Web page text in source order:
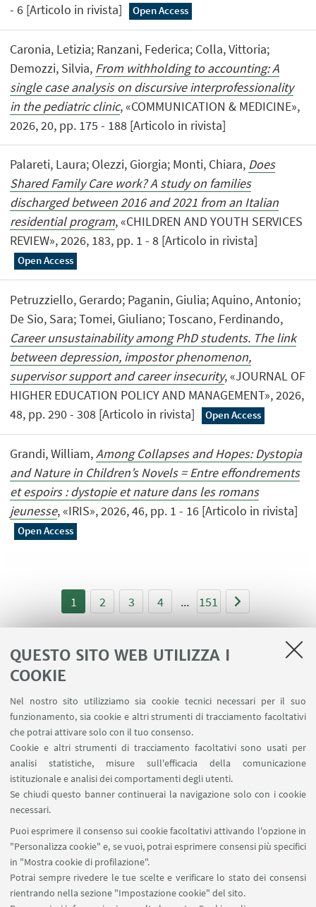
QUESTO SITO WEB UTILIZZA I
COOKIE
Nel nostro sito utilizziamo sia cookie tecnici necessari per il suo
funzionamento, sia cookie e altri strumenti di tracciamento facoltativi
che potrai attivare solo con il tuo consenso.
Cookie e altri strumenti di tracciamento facoltativi sono usati per
analisi statistiche, misure sull'efficacia della comunicazione
istituzionale e analisi dei comportamenti degli utenti.
Se chiudi questo banner continuerai la navigazione solo con i cookie
necessari.
Puoi esprimere il consenso sui cookie facoltativi attivando l'opzione in
"Personalizza cookie" e, se vuoi, potrai esprimere consensi più specifici
in "Mostra cookie di profilazione".
Potrai sempre rivedere le tue scelte e verificare lo stato dei consensi
rientrando nella sezione "Impostazione cookie" del sito.
- 6 [Articolo in rivista]
Open Access
Caronia, Letizia; Ranzani, Federica; Colla, Vittoria;
Demozzi, Silvia, From withholding to accounting: A
single case analysis on discursive interprofessionality
in the pediatric clinic, «COMMUNICATION & MEDICINE»,
2026, 20, pp. 175 - 188 [Articolo in rivista]
Palareti, Laura; Olezzi, Giorgia; Monti, Chiara, Does
Shared Family Care work? A study on families
discharged between 2016 and 2021 from an Italian
residential program, «CHILDREN AND YOUTH SERVICES
REVIEW», 2026, 183, pp. 1 - 8 [Articolo in rivista]
Open Access
Petruzziello, Gerardo; Paganin, Giulia; Aquino, Antonio;
De Sio, Sara; Tomei, Giuliano; Toscano, Ferdinando,
Career unsustainability among PhD students. The link
between depression, impostor phenomenon,
supervisor support and career insecurity, «JOURNAL OF
HIGHER EDUCATION POLICY AND MANAGEMENT», 2026,
48, pp. 290 - 308 [Articolo in rivista]
Open Access
Grandi, William,Among Collapses and Hopes: Dystopia
and Nature in Children’s Novels = Entre effondrements
et espoirs : dystopie et nature dans les romans
jeunesse, «IRIS», 2026, 46, pp. 1 - 16 [Articolo in rivista]
Open Access
1 2 3 4 ... 151
Area riservata
Contatti
SEGUI IL DIPARTIMENTO SU:
SEGUI UNIBO SU:
APP: